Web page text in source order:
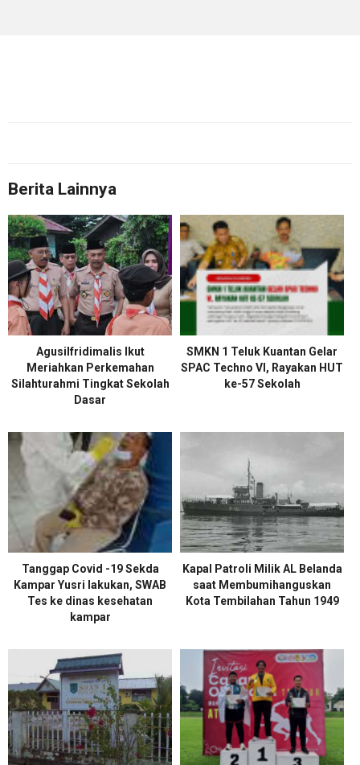
Berita Lainnya
Agusilfridimalis Ikut
Meriahkan Perkemahan
Silahturahmi Tingkat Sekolah
Dasar
SMKN 1 Teluk Kuantan Gelar
SPAC Techno VI, Rayakan HUT
ke-57 Sekolah
Tanggap Covid -19 Sekda
Kampar Yusri lakukan, SWAB
Tes ke dinas kesehatan
kampar
Kapal Patroli Milik AL Belanda
saat Membumihanguskan
Kota Tembilahan Tahun 1949